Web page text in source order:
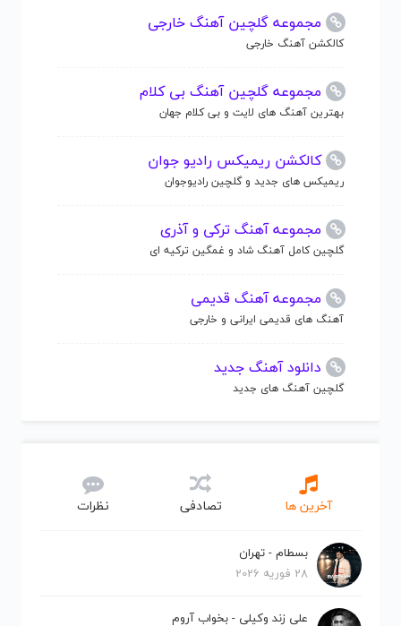
مجموعه گلچین آهنگ خارجی
کالکشن آهنگ خارجی
مجموعه گلچین آهنگ بی کلام
بهترین آهنگ های لایت و بی کلام جهان
کالکشن ریمیکس رادیو جوان
ریمیکس های جدید و گلچین رادیوجوان
مجموعه آهنگ ترکی و آذری
گلچین کامل آهنگ شاد و غمگین ترکیه ای
مجموعه آهنگ قدیمی
آهنگ های قدیمی ایرانی و خارجی
دانلود آهنگ جدید
گلچین آهنگ های جدید
آخرین ها تصادفی نظرات
بسطام - تهران
28 فوریه 2026
علی زند وکیلی - بخواب آروم